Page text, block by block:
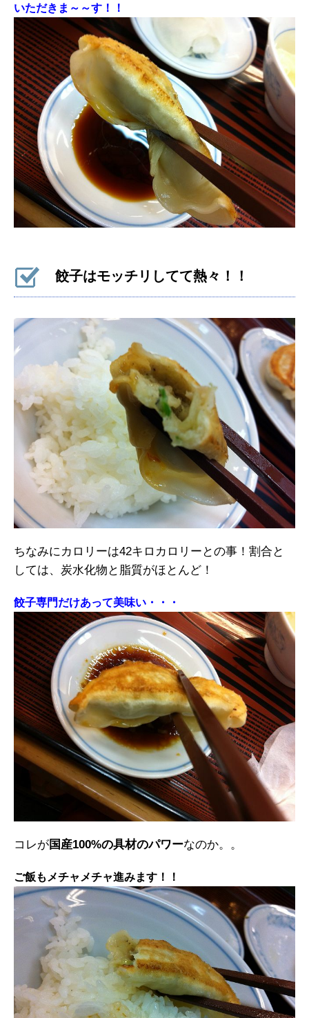
いただきま～～す！！
餃子はモッチリしてて熱々！！
ちなみにカロリーは42キロカロリーとの事！割合と
しては、炭水化物と脂質がほとんど！
餃子専門だけあって美味い・・・
コレが国産100%の具材のパワーなのか。。
ご飯もメチャメチャ進みます！！